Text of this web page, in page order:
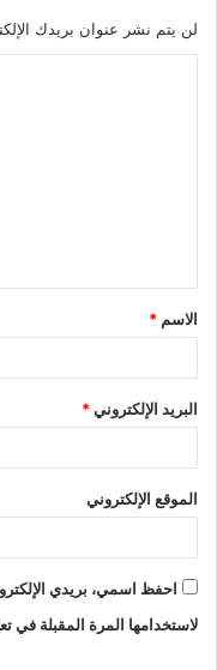
لن يتم نشر عنوان بريدك
ق
*
الاسم *
البريد الإلكتروني*
الموقع الإلكتروني
احفظ اسمي، بريدي
لاستخدامها المرة المقبلة في